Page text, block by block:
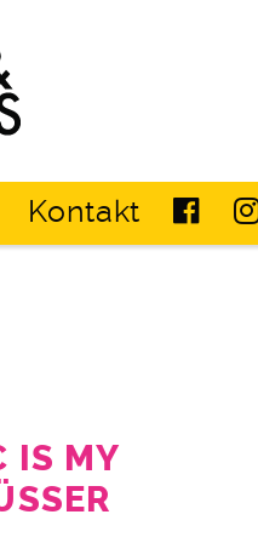
Kontakt
IS MY